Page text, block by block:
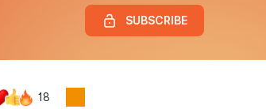
SUBSCRIBE
18